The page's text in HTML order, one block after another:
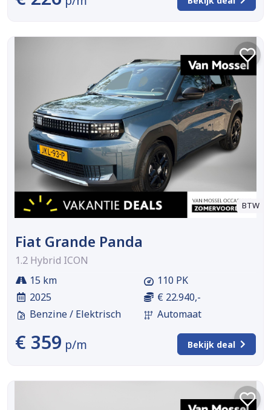
BTW
Fiat Grande Panda
1.2 Hybrid ICON
15 km
2025
Benzine / Elektrisch
110 PK
€ 22.940,-
Automaat
€ 359 p/m Bekijk deal